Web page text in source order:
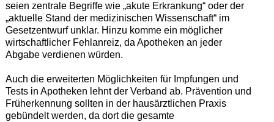
seien zentrale Begriffe wie „akute Erkrankung“ oder der
„aktuelle Stand der medizinischen Wissenschaft“ im
Gesetzentwurf unklar. Hinzu komme ein möglicher
wirtschaftlicher Fehlanreiz, da Apotheken an jeder
Abgabe verdienen würden.
Auch die erweiterten Möglichkeiten für Impfungen und
Tests in Apotheken lehnt der Verband ab. Prävention und
Früherkennung sollten in der hausärztlichen Praxis
gebündelt werden, da dort die gesamte